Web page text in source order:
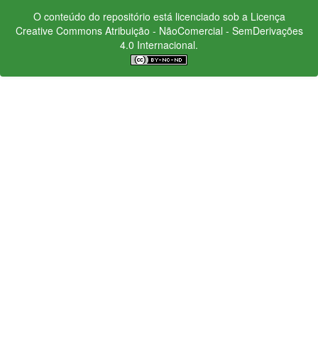
O conteúdo do repositório está licenciado sob a Licença
Creative CommonsAtribuição - NãoComercial - SemDerivações
4.0 Internacional.